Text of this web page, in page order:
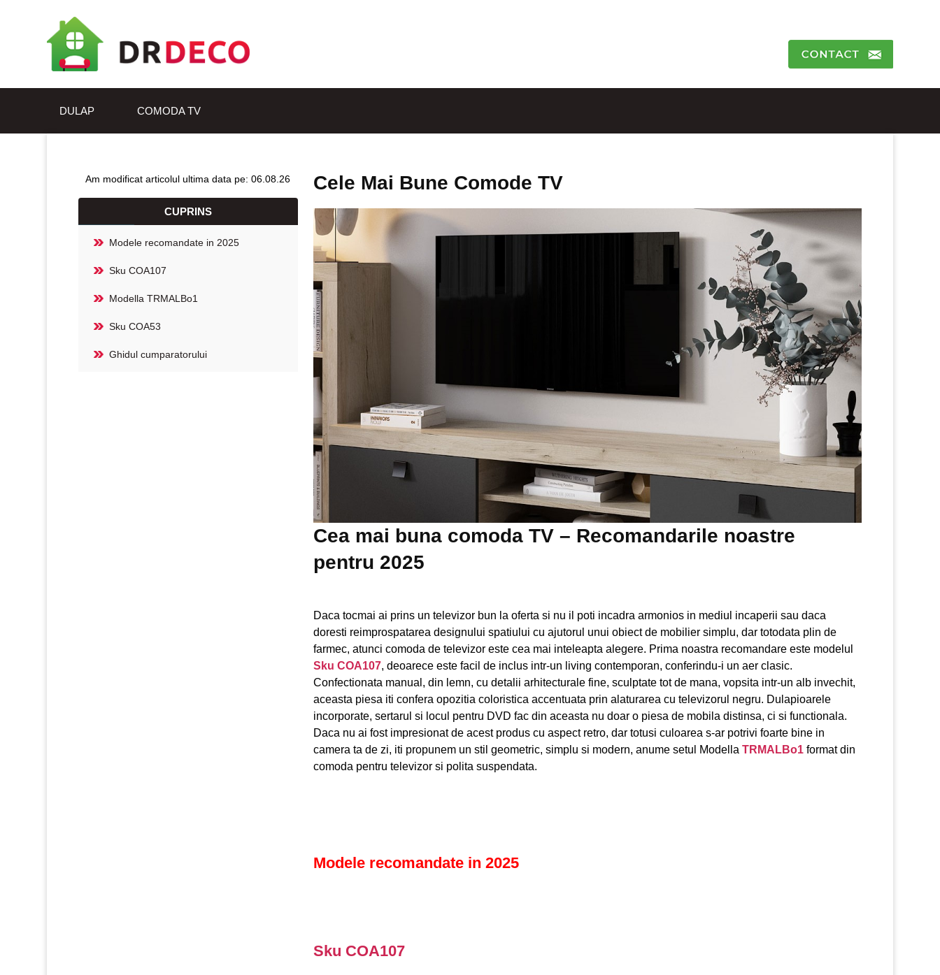
DULAP COMODA TV
Am modificat articolul ultima data pe: 06.08.26
CUPRINS
Modele recomandate in 2025
Sku COA107
Modella TRMALBo1
Sku COA53
Ghidul cumparatorului
Cele Mai Bune Comode TV
Cea mai buna comoda TV – Recomandarile noastre
pentru 2025
Daca tocmai ai prins un televizor bun la oferta si nu il poti incadra armonios in mediul incaperii sau daca
doresti reimprospatarea designului spatiului cu ajutorul unui obiect de mobilier simplu, dar totodata plin de
farmec, atunci comoda de televizor este cea mai inteleapta alegere. Prima noastra recomandare este modelul
Sku COA107, deoarece este facil de inclus intr-un living contemporan, conferindu-i un aer clasic.
Confectionata manual, din lemn, cu detalii arhitecturale fine, sculptate tot de mana, vopsita intr-un alb invechit,
aceasta piesa iti confera opozitia coloristica accentuata prin alaturarea cu televizorul negru. Dulapioarele
incorporate, sertarul si locul pentru DVD fac din aceasta nu doar o piesa de mobila distinsa, ci si functionala.
Daca nu ai fost impresionat de acest produs cu aspect retro, dar totusi culoarea s-ar potrivi foarte bine in
camera ta de zi, iti propunem un stil geometric, simplu si modern, anume setul ModellaTRMALBo1 format din
comoda pentru televizor si polita suspendata.
Modele recomandate in 2025
Sku COA107